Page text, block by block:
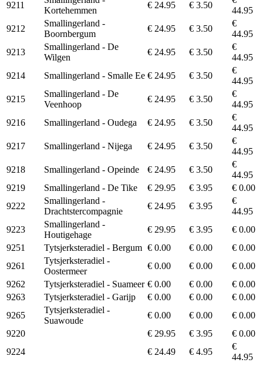
9211
Kortehemmen
€ 24.95 € 3.50
44.95
9212
Smallingerland -
Boornbergum
€ 24.95 € 3.50
€
44.95
9213
Smallingerland - De
Wilgen
€ 24.95 € 3.50
€
44.95
9214
Smallingerland - Smalle Ee € 24.95 € 3.50
€
44.95
9215
Smallingerland - De
Veenhoop
€ 24.95 € 3.50
€
44.95
9216
Smallingerland - Oudega € 24.95 € 3.50
€
44.95
9217
Smallingerland - Nijega € 24.95 € 3.50
€
44.95
9218
Smallingerland - Opeinde € 24.95 € 3.50
€
44.95
9219
Smallingerland - De Tike € 29.95 € 3.95
€ 0.00
9222
Smallingerland -
Drachtstercompagnie
€ 24.95 € 3.95
€
44.95
9223
Smallingerland -
Houtigehage
€ 29.95 € 3.95
€ 0.00
9251
Tytsjerksteradiel - Bergum € 0.00 € 0.00
€ 0.00
9261
Tytsjerksteradiel -
Oostermeer
€ 0.00 € 0.00
€ 0.00
9262
Tytsjerksteradiel - Suameer € 0.00 € 0.00
€ 0.00
9263
Tytsjerksteradiel - Garijp € 0.00 € 0.00
€ 0.00
9265
Tytsjerksteradiel -
Suawoude
€ 0.00 € 0.00
€ 0.00
9220
€ 29.95 € 3.95
€ 0.00
9224
€ 24.49 € 4.95
€
44.95